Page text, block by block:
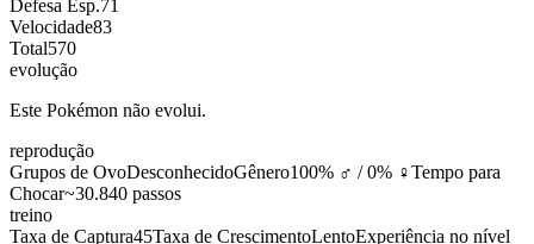
Defesa Esp.71
Velocidade83
Total570
evolução
Este Pokémon não evolui.
reprodução
Grupos de OvoDesconhecidoGênero100% ♂ / 0% ♀Tempo para
Chocar~30.840 passos
treino
Taxa de Captura45Taxa de CrescimentoLentoExperiência no nível